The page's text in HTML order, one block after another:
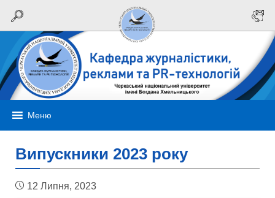
Меню
Випускники 2023 року
12 Липня, 2023